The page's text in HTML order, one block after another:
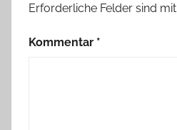
Erforderliche Felder sind mit
Kommentar *